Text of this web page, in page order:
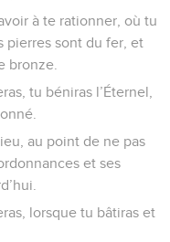
à te rationner, où tu
pierres sont du fer, et
bronze.
tu béniras l’Éternel,
au point de ne pas
et ses
lorsque tu bâtiras et